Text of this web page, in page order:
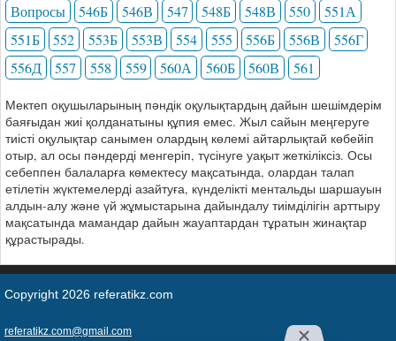
Вопросы 546Б 546В 547 548Б 548В 550
551А
551Б
552 553Б 553В 554 555 556Б 556В
556Г
556Д
557 558 559 560А 560Б 560В 561
Мектеп оқушыларының пәндік оқулықтардың дайын шешімдерім
баяғыдан жиі қолданатыны құпия емес. Жыл сайын меңгеруге
тиісті оқулықтар санымен олардың көлемі айтарлықтай көбейіп
отыр, ал осы пәндерді менгеріп, түсінуге уақыт жеткіліксіз. Осы
себеппен балаларға көмектесу мақсатында, олардан талап
етілетін жүктемелерді азайтуға, күнделікті ментальды шаршауын
алдын-алу және үй жұмыстарына дайындалу тиімділігін арттыру
мақсатында мамандар дайын жауаптардан тұратын жинақтар
құрастырады.
Copyright 2026 referatikz.com
referatikz.com@gmail.com